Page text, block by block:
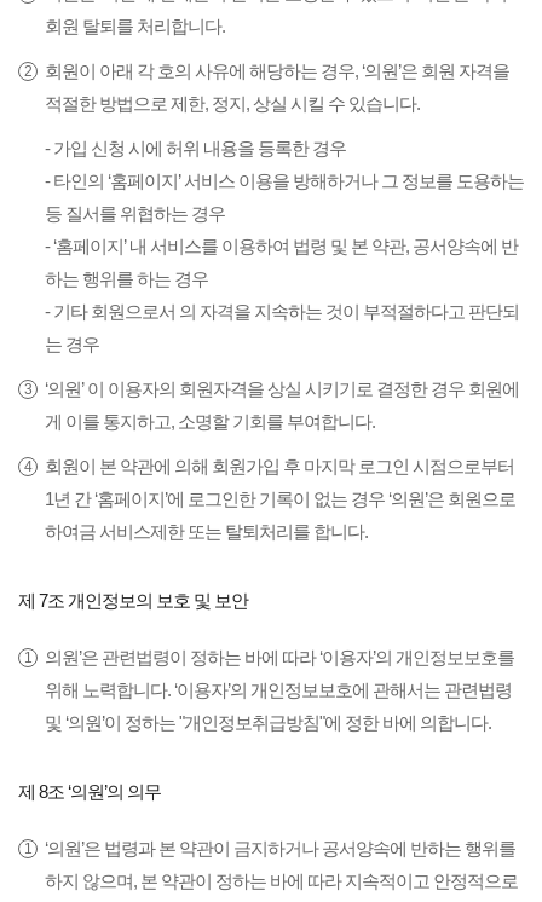
회원 탈퇴를 처리합니다.
회원이 아래 각 호의 사유에 해당하는 경우, ‘의원’은 회원 자격을
적절한 방법으로 제한, 정지, 상실 시킬 수 있습니다.
- 가입 신청 시에 허위 내용을 등록한 경우
- 타인의 ‘홈페이지’ 서비스 이용을 방해하거나 그 정보를 도용하는
등 질서를 위협하는 경우
- ‘홈페이지’ 내 서비스를 이용하여 법령 및 본 약관, 공서양속에 반
하는 행위를 하는 경우
- 기타 회원으로서 의 자격을 지속하는 것이 부적절하다고 판단되
는 경우
‘의원’ 이 이용자의 회원자격을 상실 시키기로 결정한 경우 회원에
게 이를 통지하고, 소명할 기회를 부여합니다.
회원이 본 약관에 의해 회원가입 후 마지막 로그인 시점으로부터
1년 간 ‘홈페이지’에 로그인한 기록이 없는 경우 ‘의원’은 회원으로
하여금 서비스제한 또는 탈퇴처리를 합니다.
제 7조 개인정보의 보호 및 보안
의원’은 관련법령이 정하는 바에 따라 ‘이용자’의 개인정보보호를
위해 노력합니다. ‘이용자’의 개인정보보호에 관해서는 관련법령
및 ‘의원’이 정하는 "개인정보취급방침"에 정한 바에 의합니다.
제 8조 ‘의원’의 의무
‘의원’은 법령과 본 약관이 금지하거나 공서양속에 반하는 행위를
하지 않으며, 본 약관이 정하는 바에 따라 지속적이고 안정적으로